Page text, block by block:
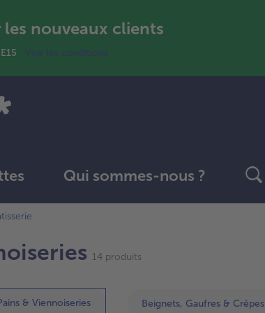
nouveaux clients
Voir les conditions
Qui sommes-nous ?
14 produits
& Viennoiseries Beignets, Gaufres & Crêpes